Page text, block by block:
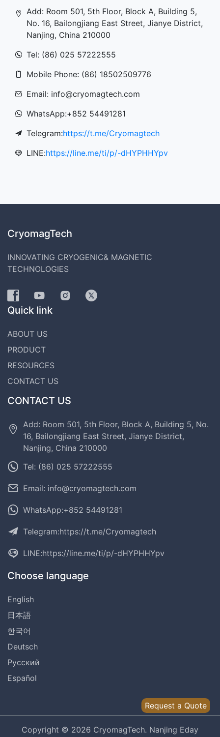
Add: Room 501, 5th Floor, Block A, Building 5,
No. 16, Bailongjiang East Street, Jianye District,
Nanjing, China 210000
Tel: (86) 025 57222555
Mobile Phone: (86) 18502509776
Email: info@cryomagtech.com
WhatsApp:+852 54491281
Telegram:https://t.me/Cryomagtech
LINE:https://line.me/ti/p/-dHYPHHYpv
CryomagTech
INNOVATING CRYOGENIC& MAGNETIC
TECHNOLOGIES
Quick link
ABOUT US
PRODUCT
RESOURCES
CONTACT US
CONTACT US
Add: Room 501, 5th Floor, Block A, Building 5, No.
16, Bailongjiang East Street, Jianye District,
Nanjing, China 210000
Tel: (86) 025 57222555
Email: info@cryomagtech.com
WhatsApp:+852 54491281
Telegram:https://t.me/Cryomagtech
LINE:https://line.me/ti/p/-dHYPHHYpv
Choose language
English
日本語
한국어
Deutsch
Русский
Español
Copyright © 2026 CryomagTech. Nanjing Eday
Request a Quote